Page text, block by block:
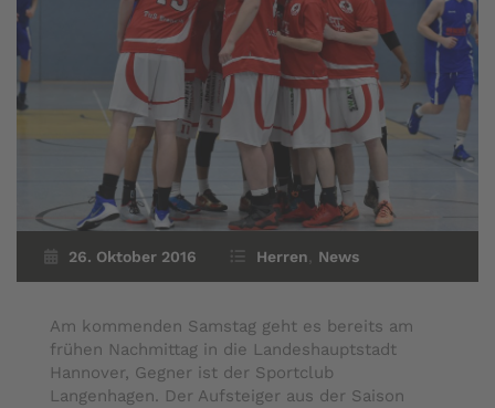
26. Oktober 2016 Herren News
Am kommenden Samstag geht es bereits am
frühen Nachmittag in die Landeshauptstadt
Hannover, Gegner ist der Sportclub
Langenhagen. Der Aufsteiger aus der Saison